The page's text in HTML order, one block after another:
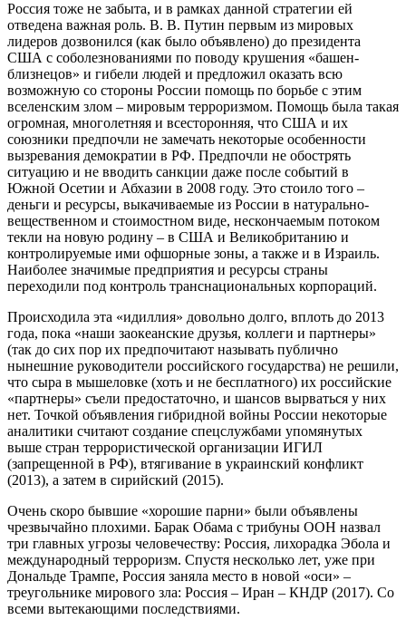
Россия тоже не забыта, и в рамках данной стратегии ей
отведена важная роль. В. В. Путин первым из мировых
лидеров дозвонился (как было объявлено) до президента
США с соболезнованиями по поводу крушения «башен-
близнецов» и гибели людей и предложил оказать всю
возможную со стороны России помощь по борьбе с этим
вселенским злом – мировым терроризмом. Помощь была такая
огромная, многолетняя и всесторонняя, что США и их
союзники предпочли не замечать некоторые особенности
вызревания демократии в РФ. Предпочли не обострять
ситуацию и не вводить санкции даже после событий в
Южной Осетии и Абхазии в 2008 году. Это стоило того –
деньги и ресурсы, выкачиваемые из России в натурально-
вещественном и стоимостном виде, нескончаемым потоком
текли на новую родину – в США и Великобританию и
контролируемые ими офшорные зоны, а также и в Израиль.
Наиболее значимые предприятия и ресурсы страны
переходили под контроль транснациональных корпораций.
Происходила эта «идиллия» довольно долго, вплоть до 2013
года, пока «наши заокеанские друзья, коллеги и партнеры»
(так до сих пор их предпочитают называть публично
нынешние руководители российского государства) не решили,
что сыра в мышеловке (хоть и не бесплатного) их российские
«партнеры» съели предостаточно, и шансов вырваться у них
нет. Точкой объявления гибридной войны России некоторые
аналитики считают создание спецслужбами упомянутых
выше стран террористической организации ИГИЛ
(запрещенной в РФ), втягивание в украинский конфликт
(2013), а затем в сирийский (2015).
Очень скоро бывшие «хорошие парни» были объявлены
чрезвычайно плохими. Барак Обама с трибуны ООН назвал
три главных угрозы человечеству: Россия, лихорадка Эбола и
международный терроризм. Спустя несколько лет, уже при
Дональде Трампе, Россия заняла место в новой «оси» –
треугольнике мирового зла: Россия – Иран – КНДР (2017). Со
всеми вытекающими последствиями.